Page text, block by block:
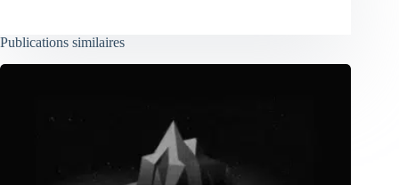
Publications similaires